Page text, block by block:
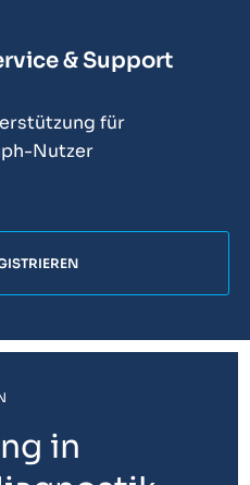
& Support
für
Nutzer
in